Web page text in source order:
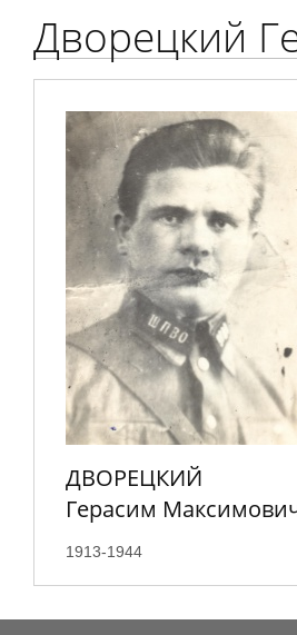
Дворецкий
ДВОРЕЦКИЙ
Герасим
1913-1944